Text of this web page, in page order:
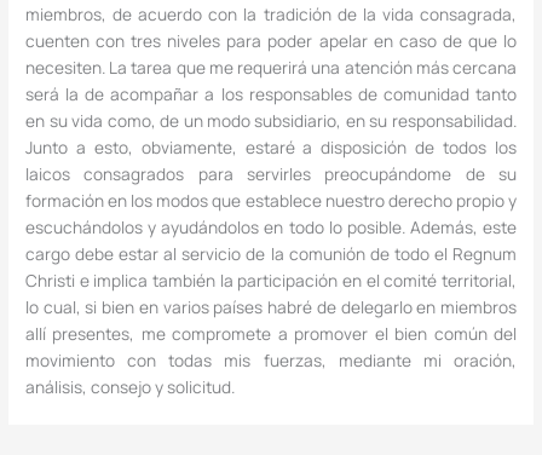
miembros, de acuerdo con la tradición de la vida consagrada,
cuenten con tres niveles para poder apelar en caso de que lo
necesiten. La tarea que me requerirá una atención más cercana
será la de acompañar a los responsables de comunidad tanto
en su vida como, de un modo subsidiario, en su responsabilidad.
Junto a esto, obviamente, estaré a disposición de todos los
laicos consagrados para servirles preocupándome de su
formación en los modos que establece nuestro derecho propio y
escuchándolos y ayudándolos en todo lo posible. Además, este
cargo debe estar al servicio de la comunión de todo el Regnum
Christi e implica también la participación en el comité territorial,
lo cual, si bien en varios países habré de delegarlo en miembros
allí presentes, me compromete a promover el bien común del
movimiento con todas mis fuerzas, mediante mi oración,
análisis, consejo y solicitud.